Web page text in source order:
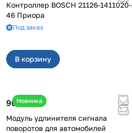
Контроллер BOSCH 21126-1411020-
46 Приора
Под заказ
В корзину
Новинка
900 ₽
Модуль удлинителя сигнала
поворотов для автомобилей